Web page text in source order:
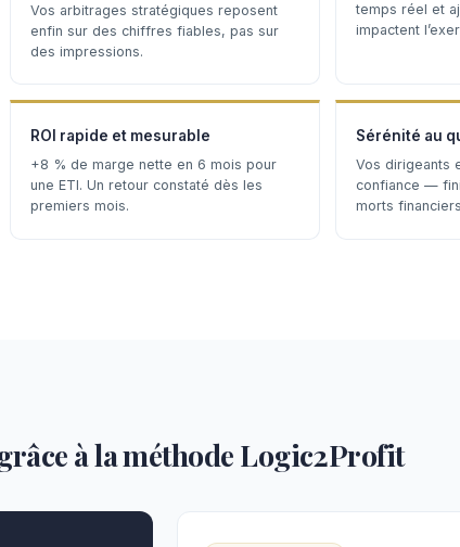
Vos arbitrages stratégiques reposent
enfin sur des chiffres fiables, pas sur
des impressions.
temps réel et
impactent
ROI rapide et mesurable
+8 % de marge nette en 6 mois pour
une ETI. Un retour constaté dès les
premiers mois.
Sérénité au
Vos dirigeants
confiance —
morts
à la méthode Logic2Profit